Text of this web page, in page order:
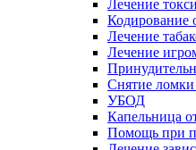
Лечение
Кодирование
Лечение
Лечение
Снятие
УБОД
Капельница
Помощь при